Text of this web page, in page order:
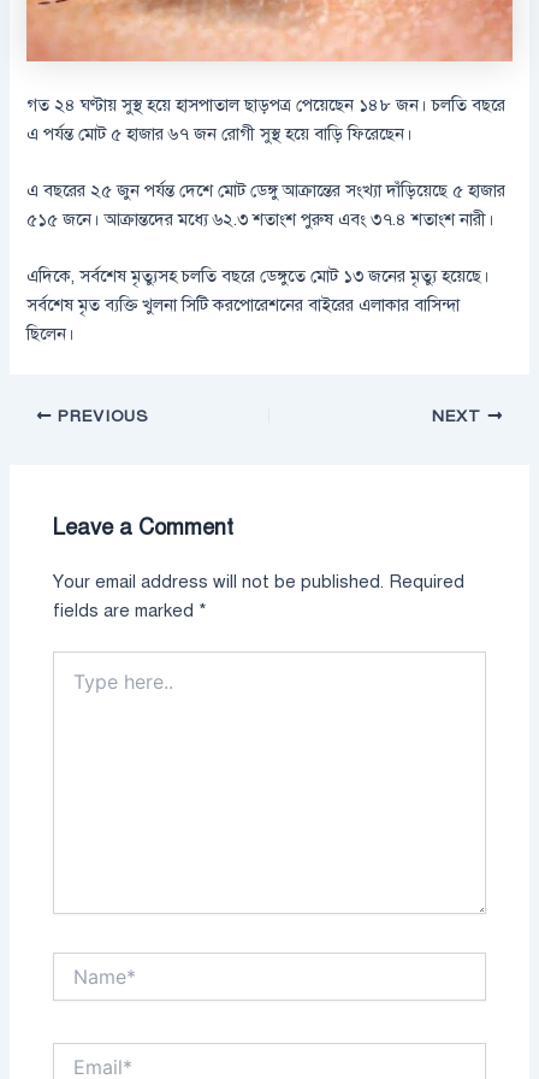
গত ২৪ ঘণ্টায় সুস্থ হয়ে হাসপাতাল ছাড়পত্র পেয়েছেন ১৪৮ জন। চলতি বছরে
এ পর্যন্ত মোট ৫ হাজার ৬৭ জন রোগী সুস্থ হয়ে বাড়ি ফিরেছেন।
এ বছরের ২৫ জুন পর্যন্ত দেশে মোট ডেঙ্গু আক্রান্তের সংখ্যা দাঁড়িয়েছে ৫ হাজার
৫১৫ জনে। আক্রান্তদের মধ্যে ৬২.৩ শতাংশ পুরুষ এবং ৩৭.৪ শতাংশ নারী।
এদিকে, সর্বশেষ মৃত্যুসহ চলতি বছরে ডেঙ্গুতে মোট ১৩ জনের মৃত্যু হয়েছে।
সর্বশেষ মৃত ব্যক্তি খুলনা সিটি করপোরেশনের বাইরের এলাকার বাসিন্দা
ছিলেন।
PREVIOUS NEXT
Leave a Comment
Your email address will not be published. Required
fields are marked *
here..